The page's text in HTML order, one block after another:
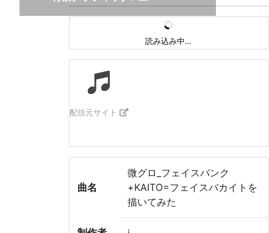
読み込み中…
配信元サイト
曲名
微グロ_フェイスバンク
+KAITO=フェイスバカイトを
描いてみた